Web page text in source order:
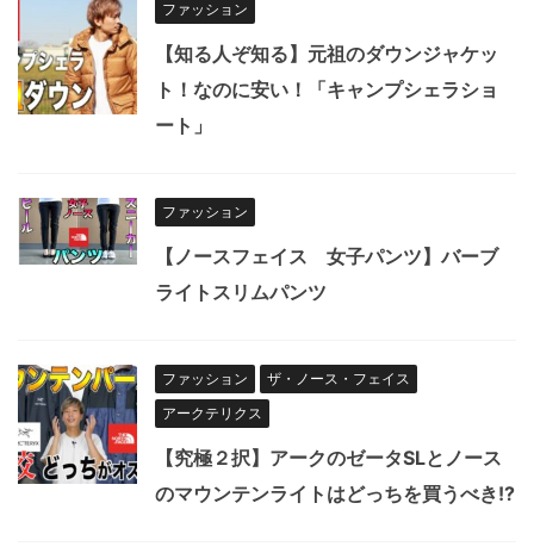
ファッション
【知る人ぞ知る】元祖のダウンジャケッ
ト！なのに安い！「キャンプシェラショ
ート」
ファッション
【ノースフェイス 女子パンツ】バーブ
ライトスリムパンツ
ファッション
ザ・ノース・フェイス
アークテリクス
【究極２択】アークのゼータSLとノース
のマウンテンライトはどっちを買うべき!?